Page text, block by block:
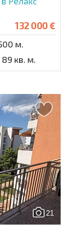
132 000 €
м.
89 кв. м.
21